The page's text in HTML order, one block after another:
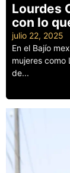
Lourdes
con lo
julio 22, 2025
En el Bajío
mujeres como
de...